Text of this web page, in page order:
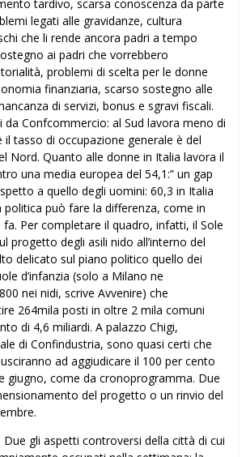
tardivo, scarsa conoscenza da parte
legati alle gravidanze, cultura
che li rende ancora padri a tempo
ai padri che vorrebbero
problemi di scelta per le donne
finanziaria, scarso sostegno alle
di servizi, bonus e sgravi fiscali.
da Confcommercio: al Sud lavora meno di
il tasso di occupazione generale è del
Nord. Quanto alle donne in Italia lavora il
una media europea del 54,1:” un gap
a quello degli uomini: 60,3 in Italia
politica può fare la differenza, come in
fa. Per completare il quadro, infatti, il Sole
progetto degli asili nido all’interno del
delicato sul piano politico quello dei
d’infanzia (solo a Milano ne
nei nidi, scrive Avvenire) che
264mila posti in oltre 2 mila comuni
di 4,6 miliardi. A palazzo Chigi,
di Confindustria, sono quasi certi che
ad aggiudicare il 100 per cento
giugno, come da cronoprogramma. Due
del progetto o un rinvio del
Due gli aspetti controversi della città di cui